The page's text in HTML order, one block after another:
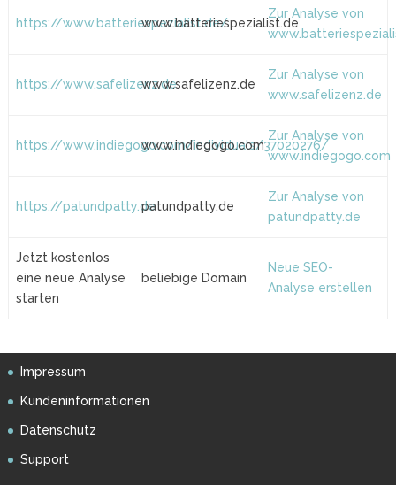
https://www.batteriespezialist.de/
www.batteriespezialist.de
Zur Analyse von
https://www.safelizenz.dewww.safelizenz.de
Zur Analyse von
www.safelizenz.de
https://www.indiegogo.com/individuals/37020276/
www.indiegogo.com
Zur Analyse von
www.indiegogo.com
https://patundpatty.depatundpatty.de
Zur Analyse von
patundpatty.de
Jetzt kostenlos
eine neue Analyse
starten
beliebige Domain
Neue SEO-
Analyse erstellen
Impressum
Kundeninformationen
Datenschutz
Support